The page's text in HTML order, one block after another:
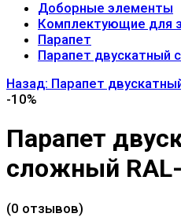
Доборные элементы
Комплектующие для
Парапет
Парапет двускатный
Назад: Парапет
-10%
Парапет
сложный
(0 отзывов)